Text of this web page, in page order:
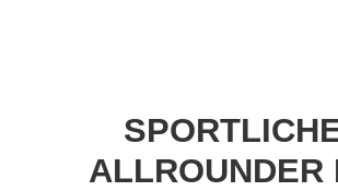
ALLROUNDER